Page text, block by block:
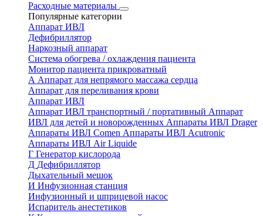
Расходные материалы
Популярные категории
Аппарат ИВЛ
Дефибриллятор
Наркозный аппарат
Система обогрева / охлаждения пациента
Монитор пациента прикроватный
А Аппарат для непрямого массажа сердца
Аппарат для переливания крови
Аппарат ИВЛ
Аппарат ИВЛ транспортный / портативный Аппарат
ИВЛ для детей и новорожденных Аппараты ИВЛ Drager
Аппараты ИВЛ Comen Аппараты ИВЛ Acutronic
Аппараты ИВЛ Air Liquide
Г Генератор кислорода
Д Дефибриллятор
Дыхательный мешок
И Инфузионная станция
Инфузионный и шприцевой насос
Испаритель анестетиков